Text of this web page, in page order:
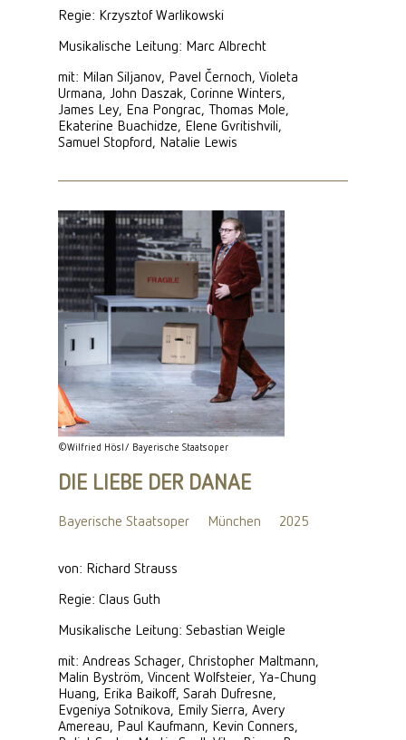
Regie: Krzysztof Warlikowski
Musikalische Leitung: Marc Albrecht
mit: Milan Siljanov, Pavel Černoch, Violeta
Urmana, John Daszak, Corinne Winters,
James Ley, Ena Pongrac, Thomas Mole,
Ekaterine Buachidze, Elene Gvritishvili,
Samuel Stopford, Natalie Lewis
©Wilfried Hösl/ Bayerische Staatsoper
DIE LIEBE DER DANAE
Bayerische Staatsoper München 2025
von: Richard Strauss
Regie: Claus Guth
Musikalische Leitung: Sebastian Weigle
mit: Andreas Schager, Christopher Maltmann,
Malin Byström, Vincent Wolfsteier, Ya-Chung
Huang, Erika Baikoff, Sarah Dufresne,
Evgeniya Sotnikova, Emily Sierra, Avery
Amereau, Paul Kaufmann, Kevin Conners,